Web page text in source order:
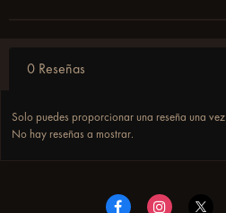
0 Reseñas
Solo puedes proporcionar una reseña una
No hay reseñas a mostrar.